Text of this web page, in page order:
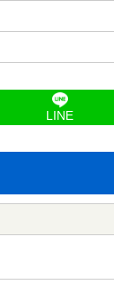
LINE